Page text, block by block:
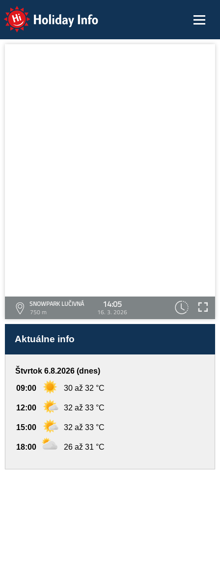
Holiday Info
SNOWPARK LUČIVNÁ
750 m
14:05
16. 3. 2026
Aktuálne info
Štvrtok 6.8.2026 (dnes)
09:00 30 až 32 °C
12:00 32 až 33 °C
15:00 32 až 33 °C
18:00 26 až 31 °C